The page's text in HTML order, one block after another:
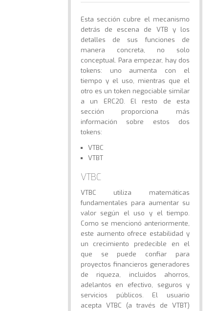
Esta sección cubre el mecanismo
detrás de escena de VTB y los
detalles de sus funciones de
manera concreta, no solo
conceptual. Para empezar, hay dos
tokens: uno aumenta con el
tiempo y el uso, mientras que el
otro es un token negociable similar
a un ERC20. El resto de esta
sección proporciona más
información sobre estos dos
tokens:
VTBC
VTBT
VTBC
VTBC utiliza matemáticas
fundamentales para aumentar su
valor según el uso y el tiempo.
Como se mencionó anteriormente,
este aumento ofrece estabilidad y
un crecimiento predecible en el
que se puede confiar para
proyectos financieros generadores
de riqueza, incluidos ahorros,
adelantos en efectivo, seguros y
servicios públicos. El usuario
acepta VTBC (a través de VTBT)